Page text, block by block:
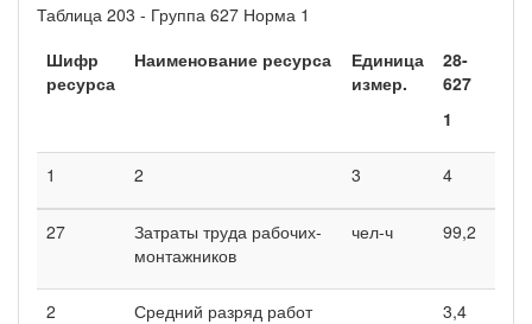
Таблица 203 - Группа 627 Норма 1
Шифр
ресурса
Наименование ресурса
Единица
измер.
28-
627
1
1 2 3 4
27
Затраты труда рабочих-
монтажников
чел-ч 99,2
2 Средний разряд работ 3,4